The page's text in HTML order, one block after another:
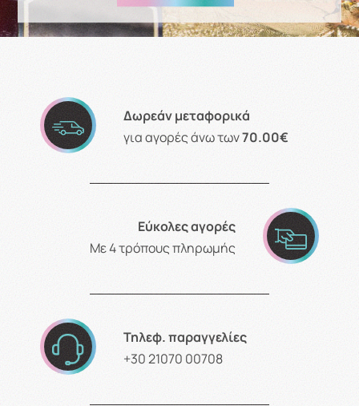
Δωρεάν μεταφορικά
για αγορές άνω των70.00€
Εύκολες αγορές
Με 4 τρόπους πληρωμής
Τηλεφ. παραγγελίες
+30 21070 00708